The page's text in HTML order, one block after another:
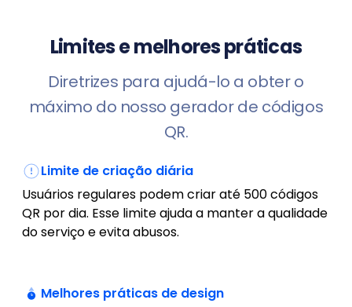
Limites e melhores práticas
Diretrizes para ajudá-lo a obter o
máximo do nosso gerador de códigos
QR.
Limite de criação diária
Usuários regulares podem criar até 500 códigos
QR por dia. Esse limite ajuda a manter a qualidade
do serviço e evita abusos.
Melhores práticas de design